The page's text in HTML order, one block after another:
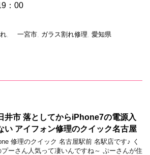
：00
一宮市 ガラス割れ修理 愛知県
井市 落としてからiPhone7の電源入
い アイフォン修理のクイック名古屋
修理のクイック 名古屋駅前 名駅店です♪ く
プーさん人気って凄いんですね～ ぷーさんが住